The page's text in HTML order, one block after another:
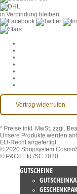
in Verbindung bleiben
Vertrag widerrufen
* Preise inkl. MwSt. zzgl.
Unsere Produkte werden
EU-Recht angefertigt.
© 2020 Shopsystem
© P&Co.Ltd./SC 2020
GUTSCHEINE